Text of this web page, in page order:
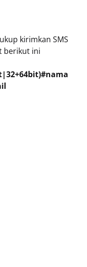
kirimkan SMS
berikut ini